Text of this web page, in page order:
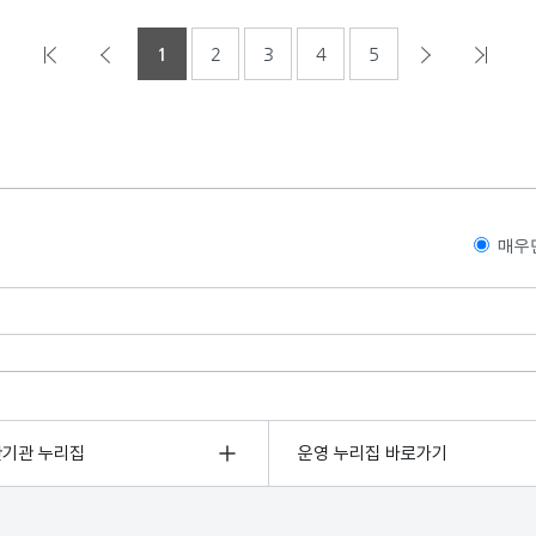
1 2 3 4 5
매우
관 누리집 운영 누리집 바로가기